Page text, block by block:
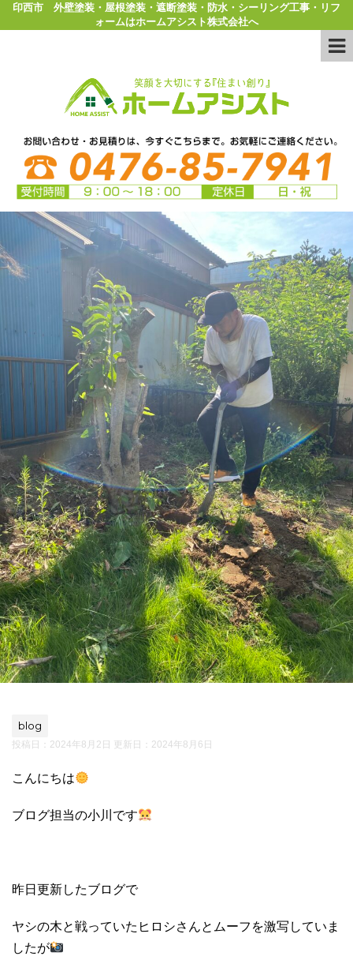
印西市 外壁塗装・屋根塗装・遮断塗装・防水・シーリング工事・リフ
ォームはホームアシスト株式会社へ
blog
投稿日：2024年8月2日 更新日： 2024年8月6日
こんにちは
ブログ担当の小川です
昨日更新したブログで
ヤシの木と戦っていたヒロシさんとムーフを激写していま
したが